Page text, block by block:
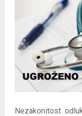
Nezakonitost